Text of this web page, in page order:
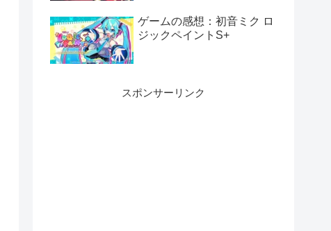
ゲームの感想：初音ミク ロ
ジックペイントS+
スポンサーリンク